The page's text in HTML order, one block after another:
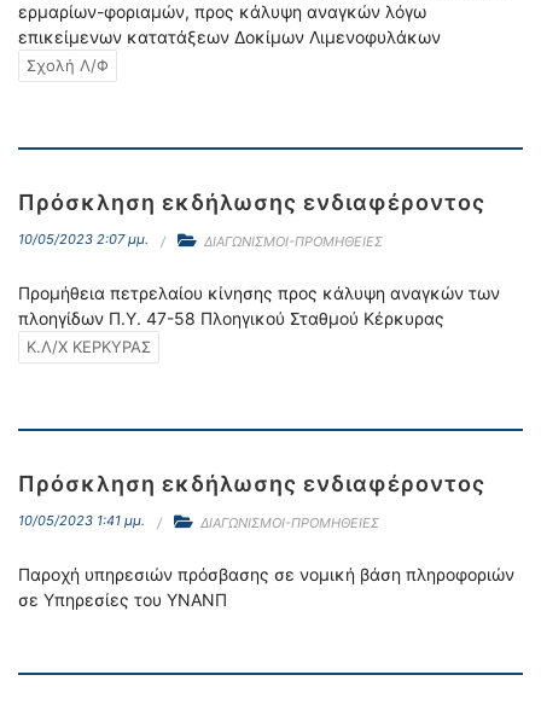
ερμαρίων-φοριαμών, προς κάλυψη αναγκών λόγω
επικείμενων κατατάξεων Δοκίμων Λιμενοφυλάκων
Σχολή Λ/Φ
Πρόσκληση εκδήλωσης ενδιαφέροντος
10/05/2023 2:07 μμ. ΔΙΑΓΩΝΙΣΜΟΙ-ΠΡΟΜΗΘΕΙΕΣ
Προμήθεια πετρελαίου κίνησης προς κάλυψη αναγκών των
πλοηγίδων Π.Υ. 47-58 Πλοηγικού Σταθμού Κέρκυρας
Κ.Λ/Χ ΚΕΡΚΥΡΑΣ
Πρόσκληση εκδήλωσης ενδιαφέροντος
10/05/2023 1:41 μμ. ΔΙΑΓΩΝΙΣΜΟΙ-ΠΡΟΜΗΘΕΙΕΣ
Παροχή υπηρεσιών πρόσβασης σε νομική βάση πληροφοριών
σε Υπηρεσίες του YNANΠ